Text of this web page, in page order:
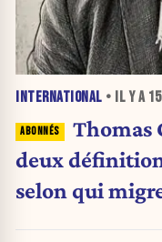
INTERNATIONAL • IL Y A
Thomas
deux
selon qui